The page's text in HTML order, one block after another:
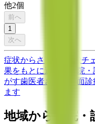
他2個
前へ
1
次へ
症状からさがす (症状チ
果をもとに適切な病院・
がす歯医者さんの対面
ます
地域から病院・